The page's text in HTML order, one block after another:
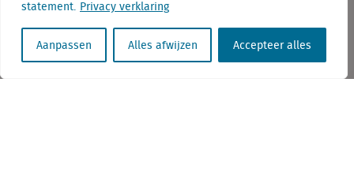
statement. Privacy verklaring
Aanpassen Alles afwijzen Accepteer alles